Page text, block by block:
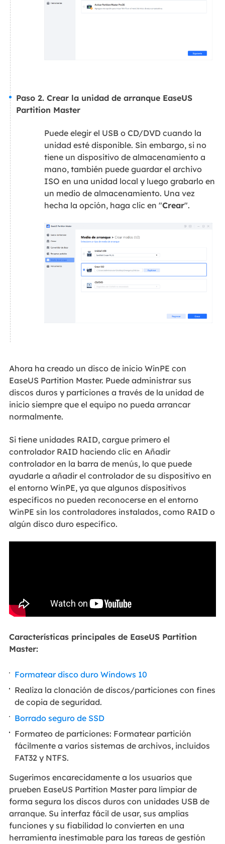
Paso 2. Crear la unidad de arranque EaseUS
Partition Master
Puede elegir el USB o CD/DVD cuando la
unidad esté disponible. Sin embargo, si no
tiene un dispositivo de almacenamiento a
mano, también puede guardar el archivo
ISO en una unidad local y luego grabarlo en
un medio de almacenamiento. Una vez
hecha la opción, haga clic en "Crear".
Ahora ha creado un disco de inicio WinPE con
EaseUS Partition Master. Puede administrar sus
discos duros y particiones a través de la unidad de
inicio siempre que el equipo no pueda arrancar
normalmente.
Si tiene unidades RAID, cargue primero el
controlador RAID haciendo clic en Añadir
controlador en la barra de menús, lo que puede
ayudarle a añadir el controlador de su dispositivo en
el entorno WinPE, ya que algunos dispositivos
específicos no pueden reconocerse en el entorno
WinPE sin los controladores instalados, como RAID o
algún disco duro específico.
Características principales de EaseUS Partition
Master:
Formatear disco duro Windows 10
Realiza la clonación de discos/particiones con fines
de copia de seguridad.
Borrado seguro de SSD
Formateo de particiones: Formatear partición
fácilmente a varios sistemas de archivos, incluidos
FAT32 y NTFS.
Sugerimos encarecidamente a los usuarios que
prueben EaseUS Partition Master para limpiar de
forma segura los discos duros con unidades USB de
arranque. Su interfaz fácil de usar, sus amplias
funciones y su fiabilidad lo convierten en una
herramienta inestimable para las tareas de gestión